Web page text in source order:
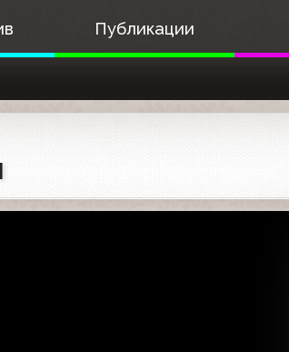
Публикации